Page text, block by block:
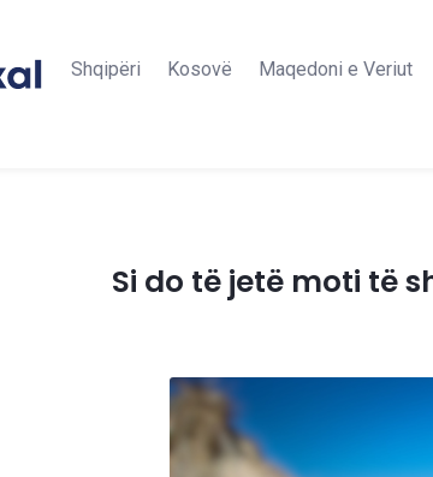
Shqipëri Kosovë Maqedoni e Veriut
Si do të jetë moti të